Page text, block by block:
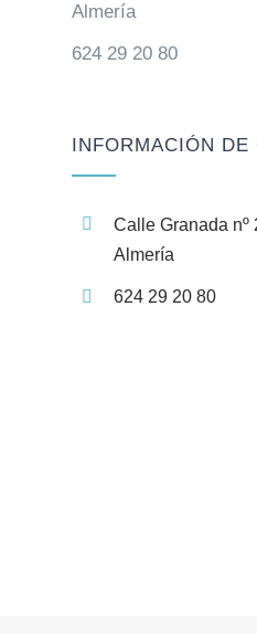
Almería
624 29 20 80
INFORMACIÓN DE
Calle Granada nº
Almería
624 29 20 80